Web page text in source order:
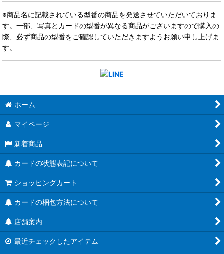
※商品名に記載されている型番の商品を発送させていただいておりま
す。一部、写真とカードの型番が異なる商品がございますので購入の
際、必ず商品の型番をご確認していただきますようお願い申し上げま
す。
ホーム
マイページ
新着商品
カードの状態表記について
ショッピングカート
カードの梱包方法について
店舗案内
最近チェックしたアイテム